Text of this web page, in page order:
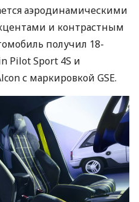
аэродинамическими
и контрастным
получил 18-
Pilot Sport 4S и
с маркировкой GSE.